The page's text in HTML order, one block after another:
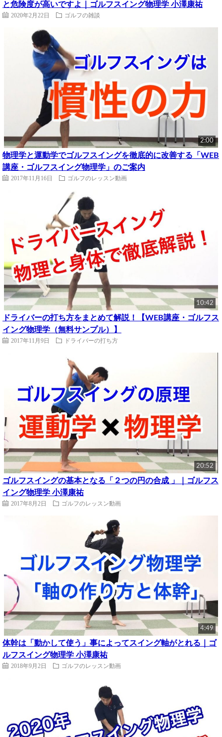
と危険度が高いですよ｜ゴルフスイング物理学 小澤康祐
2020年2月22日 ゴルフの雑談
2:00
物理学と運動学でゴルフスイングを徹底的に改善する「WEB
講座・ゴルフスイング物理学」のご案内
2017年11月16日 ゴルフのレッスン動画
10:42
ドライバーの打ち方をまとめて解説！【WEB講座・ゴルフス
イング物理学（無料サンプル）】
2017年11月9日 ドライバーの打ち方
20:52
ゴルフスイングの基本となる「２つの円の合成 」｜ゴルフス
イング物理学 小澤康祐
2017年8月2日 ゴルフのレッスン動画
4:49
体幹は「動かして使う」事によってスイング軸がとれる｜ゴ
ルフスイング物理学 小澤康祐
2018年9月2日 ゴルフのレッスン動画